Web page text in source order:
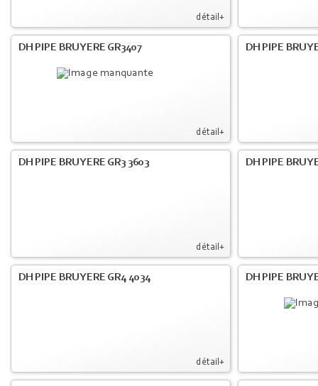
détail+
détail+
DH PIPE BRUYERE GR3407 DH PIPE
détail+
DH PIPE BRUYERE GR3 3603 DH PIPE
détail+
DH PIPE BRUYERE GR4 4034 DH PIPE